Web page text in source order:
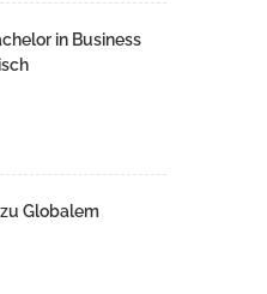
in Business
Globalem